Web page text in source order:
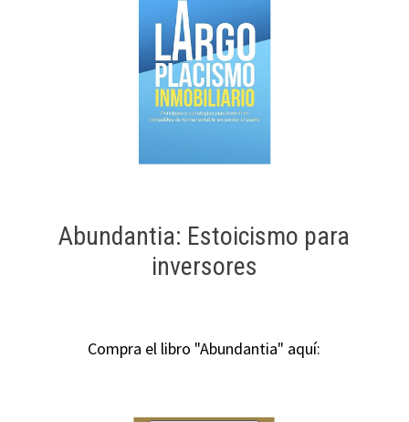
Abundantia: Estoicismo para
inversores
Compra el libro "Abundantia" aquí: